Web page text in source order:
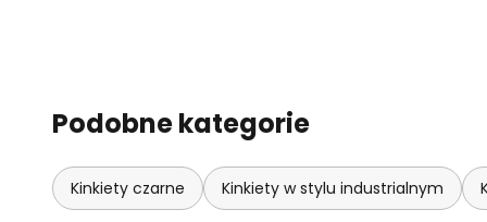
Podobne kategorie
Kinkiety czarne Kinkiety w stylu industrialnym